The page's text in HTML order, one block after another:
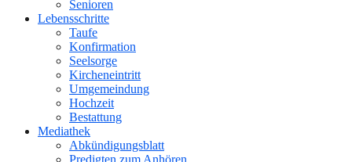
Senioren
Lebensschritte
Taufe
Konfirmation
Seelsorge
Kircheneintritt
Umgemeindung
Hochzeit
Bestattung
Mediathek
Abkündigungsblatt